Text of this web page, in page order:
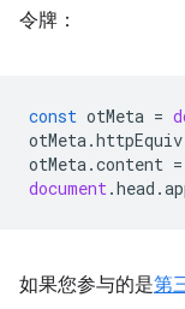
令牌：
const otMeta =
otMeta.httpEquiv
otMeta.content =
document.head .
如果您参与的是第